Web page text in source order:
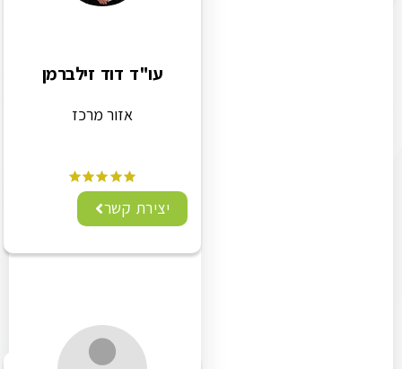
עו"ד דוד זילברמן
אזור מרכז
יצירת קשר